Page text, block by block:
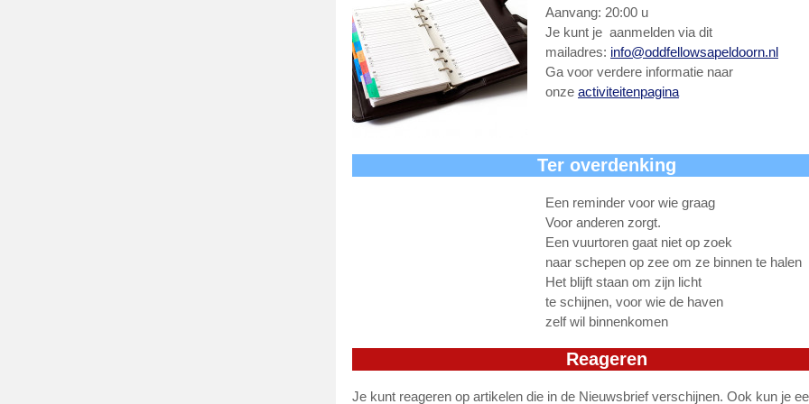
Aanvang: 20:00 u
Je kunt je aanmelden via dit
mailadres: info@oddfellowsapeldoorn.nl
Ga voor verdere informatie naar
onze activiteitenpagina
Ter overdenking
Een reminder voor wie graag
Voor anderen zorgt.
Een vuurtoren gaat niet op zoek
naar schepen op zee om ze binnen te halen
Het blijft staan om zijn licht
te schijnen, voor wie de haven
zelf wil binnenkomen
Reageren
Je kunt reageren op artikelen die in de Nieuwsbrief verschijnen. Ook kun je